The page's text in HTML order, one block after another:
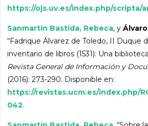
https://ojs.uv.es/index.php/scripta/
Sanmartín Bastida, Rebeca, y
“Fadrique Álvarez de Toledo, II Duque
inventario de libros (1531): Una
Revista General de Información y
(2016): 273-290. Disponible en:
https://revistas.ucm.es/index.php/
042.